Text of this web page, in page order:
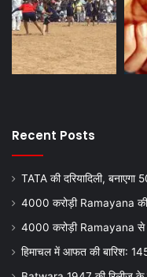
Recent Posts
TATA की दरियादिली, बनाएगा
4000 करोड़ी Ramayana की
4000 करोड़ी Ramayana से
हिमाचल में आफत की बारिश: